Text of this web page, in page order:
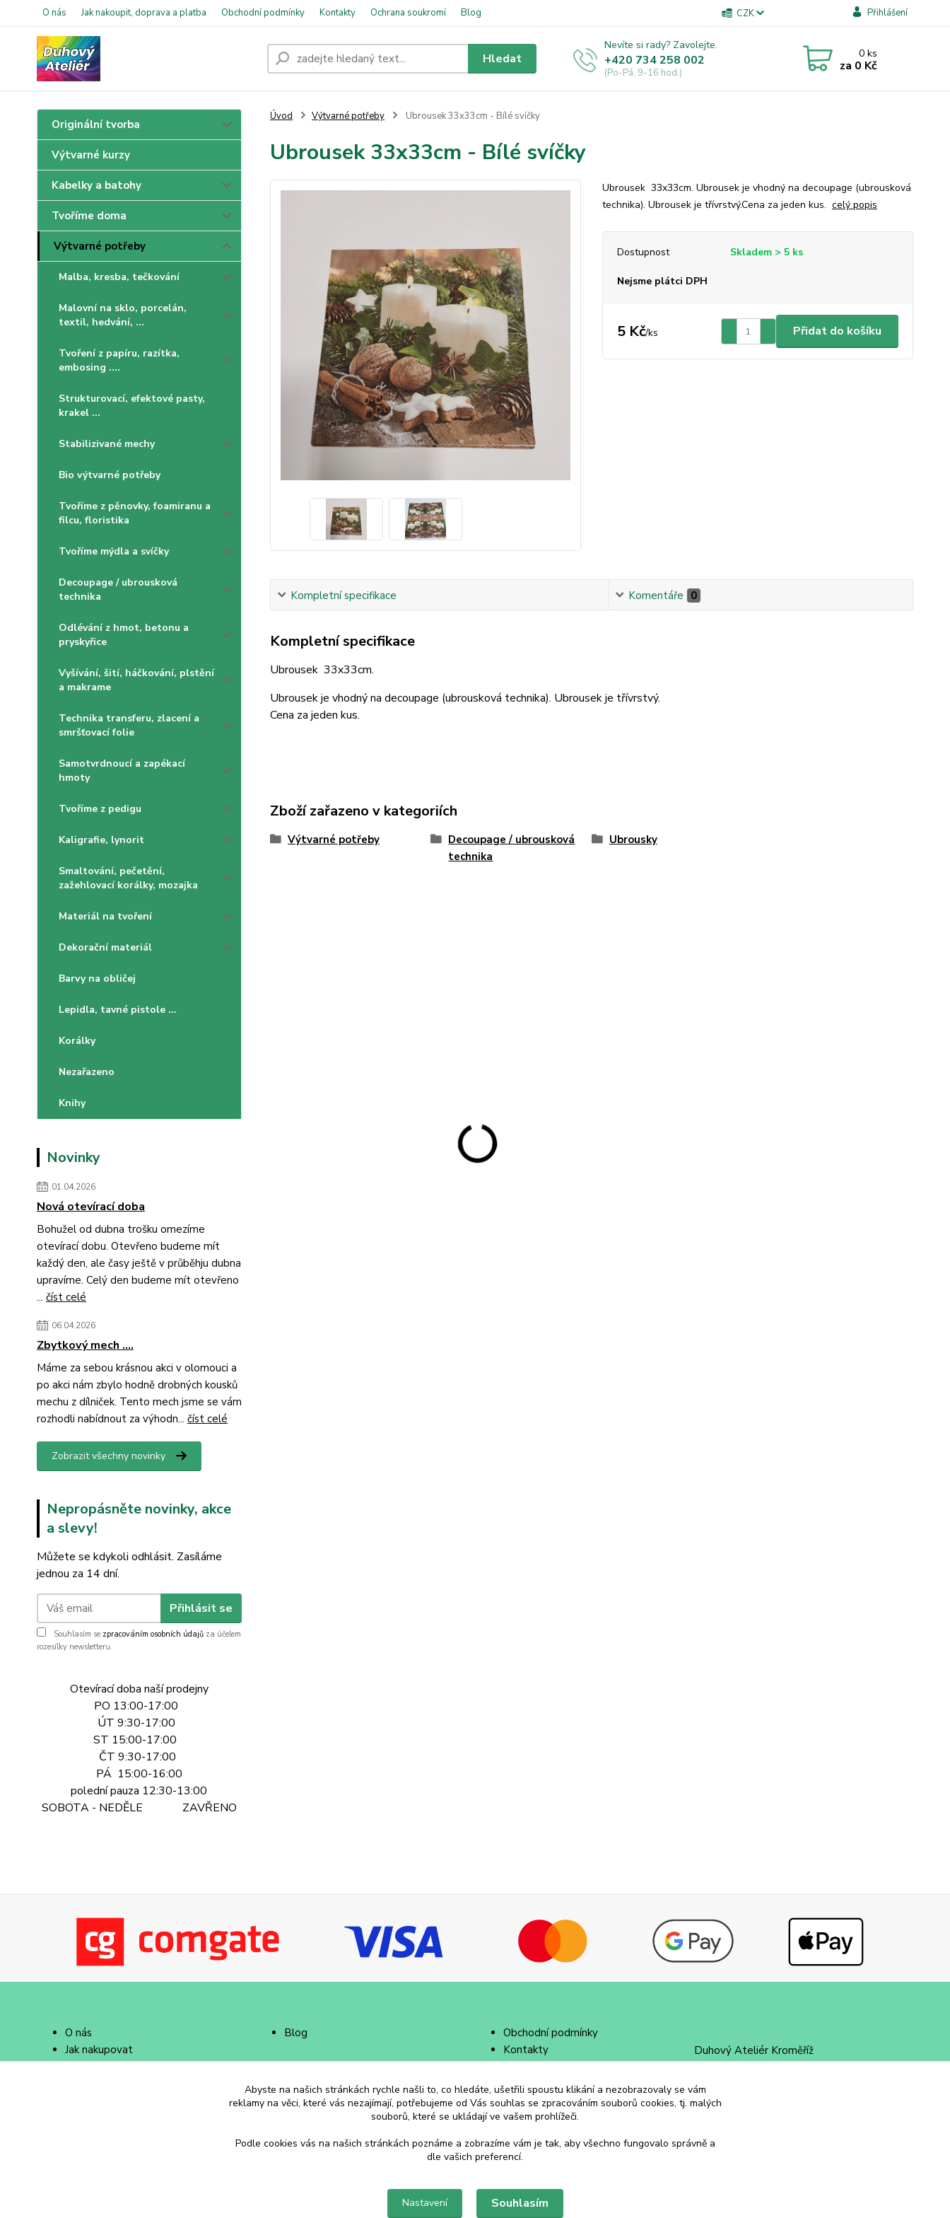
O nás Jak nakoupit, doprava a platba Obchodní podmínky Kontakty Ochrana soukromí Blog CZK Přihlášení
Hledat
Nevíte si rady? Zavolejte.
+420 734 258 002
(Po-Pá, 9-16 hod.)
0ks
za 0 Kč
Originální tvorba
Výtvarné kurzy
Kabelky a batohy
Tvoříme doma
Výtvarné potřeby
Malba, kresba, tečkování
Malovní na sklo, porcelán,
textil, hedvání, ...
Tvoření z papíru, razítka,
embosing ....
Strukturovací, efektové pasty,
krakel ...
Stabilizivané mechy
Bio výtvarné potřeby
Tvoříme z pěnovky, foamiranu a
filcu, floristika
Tvoříme mýdla a svíčky
Decoupage / ubrousková
technika
Odlévání z hmot, betonu a
pryskyřice
Vyšívání, šití, háčkování, plstění
a makrame
Technika transferu, zlacení a
smršťovací folie
Samotvrdnoucí a zapékací
hmoty
Tvoříme z pedigu
Kaligrafie, lynorit
Smaltování, pečetění,
zažehlovací korálky, mozajka
Materiál na tvoření
Dekorační materiál
Barvy na obličej
Lepidla, tavné pistole ...
Korálky
Nezařazeno
Knihy
Novinky
01.04.2026
Nová otevírací doba
Bohužel od dubna trošku omezíme
otevírací dobu. Otevřeno budeme mít
každý den, ale časy ještě v průběhju dubna
upravíme. Celý den budeme mít otevřeno
... číst celé
06.04.2026
Zbytkový mech ....
Máme za sebou krásnou akci v olomouci a
po akci nám zbylo hodně drobných kousků
mechu z dílniček. Tento mech jsme se vám
rozhodli nabídnout za výhodn... číst celé
Zobrazit všechny novinky
Nepropásněte novinky, akce
a slevy!
Můžete se kdykoli odhlásit. Zasíláme
jednou za 14 dní.
Přihlásit se
Souhlasím se zpracováním osobních údajů za účelem
rozesílky newsletteru.
Otevírací doba naší prodejny
PO 13:00-17:00
ÚT 9:30-17:00
ST 15:00-17:00
ČT 9:30-17:00
PÁ 15:00-16:00
polední pauza 12:30-13:00
SOBOTA - NEDĚLE ZAVŘENO
Úvod Výtvarné potřeby Ubrousek 33x33cm - Bílé svíčky
Ubrousek 33x33cm - Bílé svíčky
Ubrousek 33x33cm. Ubrousek je vhodný na decoupage (ubrousková
technika). Ubrousek je třívrstvý.Cena za jeden kus. celý popis
Dostupnost Skladem > 5 ks
Nejsme plátci DPH
5 Kč/ks Přidat do košíku
Kompletní specifikace Komentáře 0
Kompletní specifikace
Ubrousek 33x33cm.
Ubrousek je vhodný na decoupage (ubrousková technika). Ubrousek je třívrstvý.
Cena za jeden kus.
Zboží zařazeno v kategoriích
Výtvarné potřeby
Decoupage / ubrousková
technika
Ubrousky
O nás
Jak nakupovat
Doprava a platba
Blog
Obchodní podmínky
Kontakty
Duhový Ateliér Kroměříž
+420 734 258 002
Abyste na našich stránkách rychle našli to, co hledáte, ušetřili spoustu klikání a nezobrazovaly se vám
reklamy na věci, které vás nezajímají, potřebujeme od Vás souhlas se zpracováním souborů cookies, tj. malých
souborů, které se ukládají ve vašem prohlížeči.
Podle cookies vás na našich stránkách poznáme a zobrazíme vám je tak, aby všechno fungovalo správně a
dle vašich preferencí.
Nastavení Souhlasím